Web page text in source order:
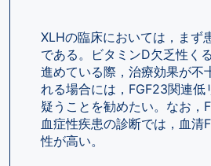
XLHの臨床においては，まず
である。ビタミンD欠乏性く
進めている際，治療効果が不
れる場合には，FGF23関連低
疑うことを勧めたい。なお，
血症性疾患の診断では，血清
性が高い。